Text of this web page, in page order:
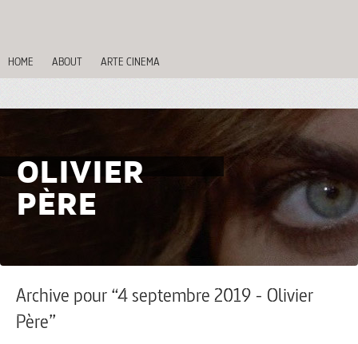
HOME ABOUT ARTE CINEMA
OLIVIER
PÈRE
Archive pour “4 septembre 2019 - Olivier
Père”